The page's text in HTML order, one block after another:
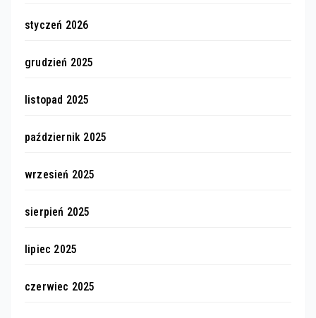
styczeń 2026
grudzień 2025
listopad 2025
październik 2025
wrzesień 2025
sierpień 2025
lipiec 2025
czerwiec 2025